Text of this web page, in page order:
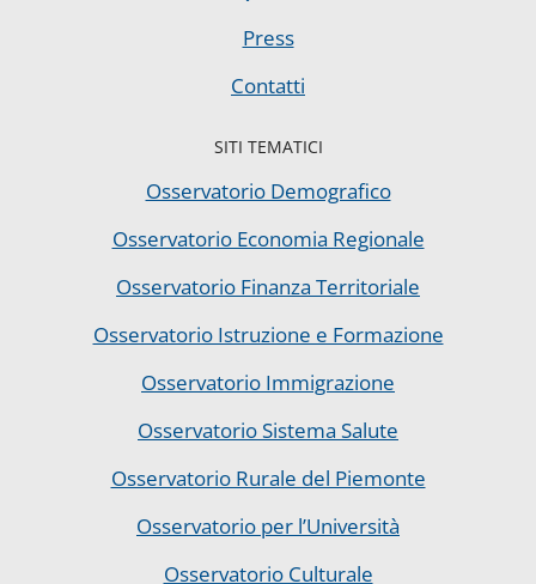
Press
Contatti
SITI TEMATICI
Osservatorio Demografico
Osservatorio Economia Regionale
Osservatorio Finanza Territoriale
Osservatorio Istruzione e Formazione
Osservatorio Immigrazione
Osservatorio Sistema Salute
Osservatorio Rurale del Piemonte
Osservatorio per l’Università
Osservatorio Culturale